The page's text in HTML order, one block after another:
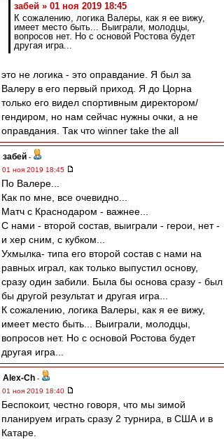
забей » 01 ноя 2019 18:45
К сожалению, логика Валеры, как я ее вижу,
имеет место быть... Выиграли, молодцы,
вопросов нет. Но с основой Ростова будет
другая игра...
это не логика - это оправдание. Я был за
Валеру в его первый приход. Я до Цорна
только его видел спортивным директором/
гендиром, но нам сейчас нужны очки, а не
оправдания. Так что winner take the all
забей -
01 ноя 2019 18:45
По Валере...
Как по мне, все очевидно...
Матч с Краснодаром - важнее...
С нами - второй состав, выиграли - герои, нет -
и хер сним, с кубком...
Ухмылка- типа его второй состав с нами на
равных играл, как только выпустил основу,
сразу один забили. Была бы основа сразу - был
бы другой результат и другая игра...
К сожалению, логика Валеры, как я ее вижу,
имеет место быть... Выиграли, молодцы,
вопросов нет. Но с основой Ростова будет
другая игра...
Alex-Ch -
01 ноя 2019 18:40
Беспокоит, честно говоря, что мы зимой
планируем играть сразу 2 турнира, в США и в
Катаре.